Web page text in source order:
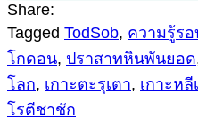
Share:
Tagged TodSob, ความรู้รอ
โกดอน, ปราสาทหินพันยอด
โลก, เกาะตะรุเตา, เกาะหลี
โรตีชาชัก